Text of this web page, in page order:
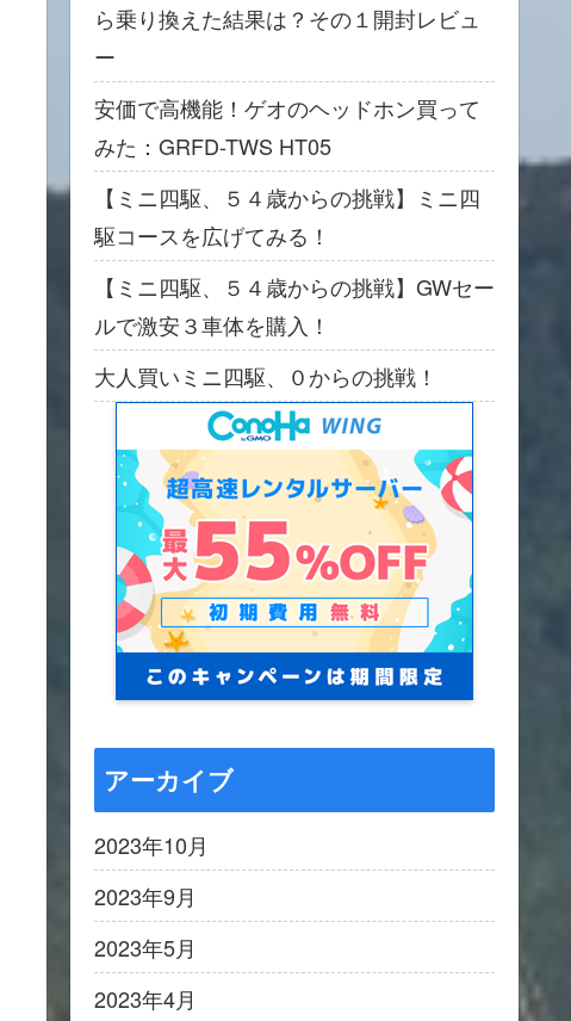
ら乗り換えた結果は？その１開封レビュ
ー
安価で高機能！ゲオのヘッドホン買って
みた：GRFD-TWS HT05
【ミニ四駆、５４歳からの挑戦】ミニ四
駆コースを広げてみる！
【ミニ四駆、５４歳からの挑戦】GWセー
ルで激安３車体を購入！
大人買いミニ四駆、０からの挑戦！
アーカイブ
2023年10月
2023年9月
2023年5月
2023年4月